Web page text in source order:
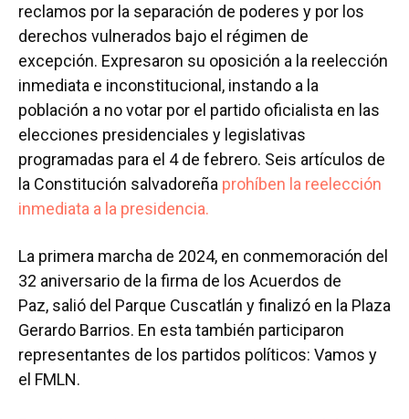
reclamos por la separación de poderes y por los
derechos vulnerados bajo el régimen de
excepción. Expresaron su oposición a la reelección
inmediata e inconstitucional, instando a la
población a no votar por el partido oficialista en las
elecciones presidenciales y legislativas
programadas para el 4 de febrero. Seis artículos de
la Constitución salvadoreña prohíben la reelección
inmediata a la presidencia.
La primera marcha de 2024, en conmemoración del
32 aniversario de la firma de los Acuerdos de
Paz, salió del Parque Cuscatlán y finalizó en la Plaza
Gerardo Barrios. En esta también participaron
representantes de los partidos políticos: Vamos y
el FMLN.